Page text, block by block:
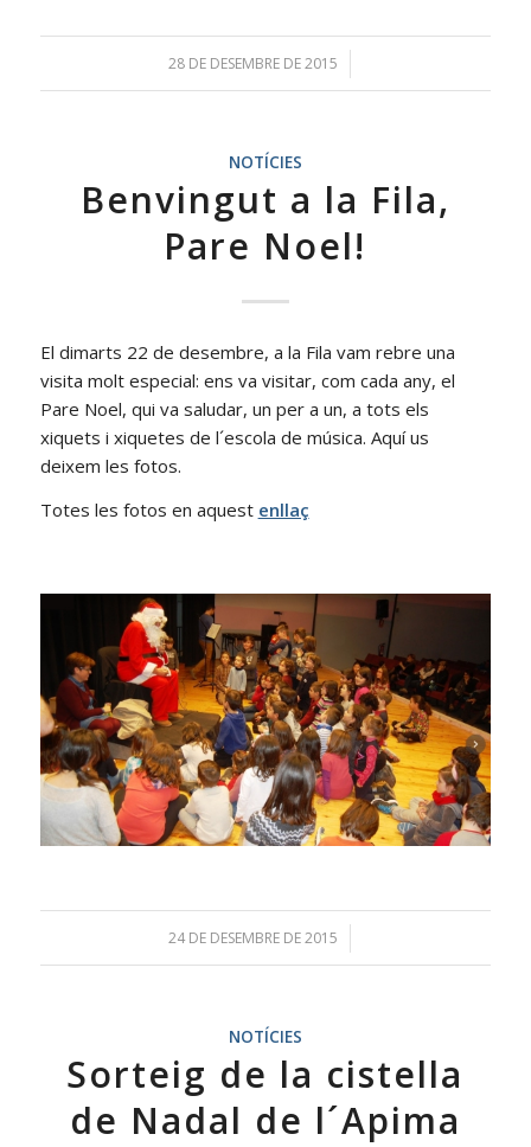
28 DE DESEMBRE DE 2015
/
NOTÍCIES
Benvingut a la Fila,
Pare Noel!
El dimarts 22 de desembre, a la Fila vam rebre una
visita molt especial: ens va visitar, com cada any, el
Pare Noel, qui va saludar, un per a un, a tots els
xiquets i xiquetes de l´escola de música. Aquí us
deixem les fotos.
Totes les fotos en aquest enllaç
24 DE DESEMBRE DE 2015
/
NOTÍCIES
Sorteig de la cistella
de Nadal de l´Apima